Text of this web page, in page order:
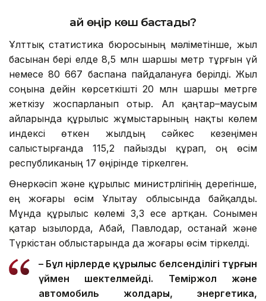
Қай өңір көш бастады?
Ұлттық статистика бюросының мәліметінше, жыл
басынан бері елде 8,5 млн шаршы метр тұрғын үй
немесе 80 667 баспана пайдалануға берілді. Жыл
соңына дейін көрсеткішті 20 млн шаршы метрге
жеткізу жоспарланып отыр. Ал қаңтар–маусым
айларында құрылыс жұмыстарының нақты көлем
индексі өткен жылдың сәйкес кезеңімен
салыстырғанда 115,2 пайызды құрап, оң өсім
республиканың 17 өңірінде тіркелген.
Өнеркәсіп және құрылыс министрлігінің дерегінше,
ең жоғары өсім Ұлытау облысында байқалды.
Мұнда құрылыс көлемі 3,3 есе артқан. Сонымен
қатар Қызылорда, Абай, Павлодар, Қостанай және
Түркістан облыстарында да жоғары өсім тіркелді.
– Бұл өңірлерде құрылыс белсенділігі тұрғын
үймен шектелмейді. Теміржол және
автомобиль жолдары, энергетика,